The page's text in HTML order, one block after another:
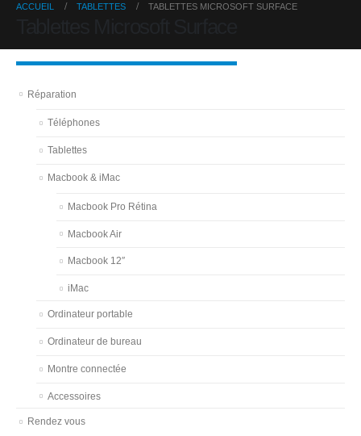
ACCUEIL TABLETTES TABLETTES MICROSOFT SURFACE
Réparation
Téléphones
Tablettes
Macbook & iMac
Macbook Pro Rétina
Macbook Air
Macbook 12″
iMac
Ordinateur portable
Ordinateur de bureau
Montre connectée
Accessoires
Rendez vous